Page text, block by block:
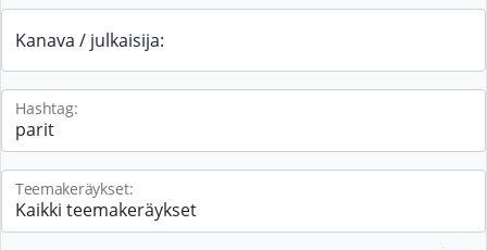
Kanava / julkaisija:
Hashtag:
Teemakeräykset: